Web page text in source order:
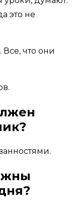
это не
Все, что они